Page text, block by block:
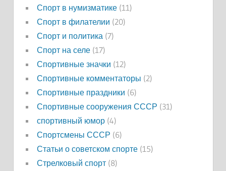
Спорт в нумизматике(11)
Спорт в филателии (20)
Спорт и политика (7)
Спорт на селе(17)
Спортивные значки (12)
Спортивные комментаторы (2)
Спортивные праздники (6)
Спортивные сооружения СССР (31)
спортивный юмор(4)
Спортсмены СССР (6)
Статьи о советском спорте(15)
Стрелковый спорт(8)